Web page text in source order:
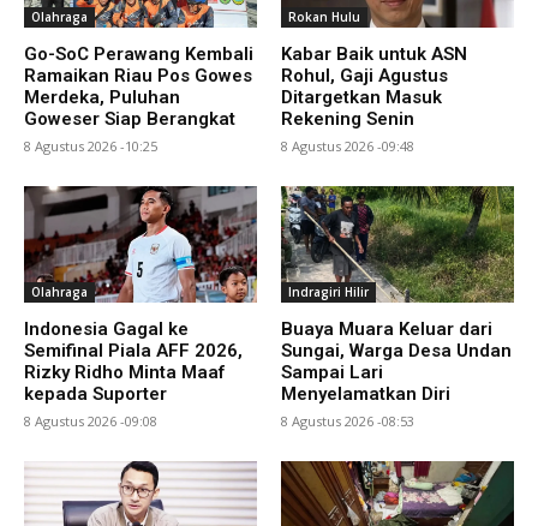
Olahraga
Go-SoC Perawang Kembali
Ramaikan Riau Pos Gowes
Merdeka, Puluhan
Goweser Siap Berangkat
8 Agustus 2026 -10:25
Rokan Hulu
Kabar Baik untuk ASN
Rohul, Gaji Agustus
Ditargetkan Masuk
Rekening Senin
8 Agustus 2026 -09:48
Olahraga
Indonesia Gagal ke
Semifinal Piala AFF 2026,
Rizky Ridho Minta Maaf
kepada Suporter
8 Agustus 2026 -09:08
Indragiri Hilir
Buaya Muara Keluar dari
Sungai, Warga Desa Undan
Sampai Lari
Menyelamatkan Diri
8 Agustus 2026 -08:53